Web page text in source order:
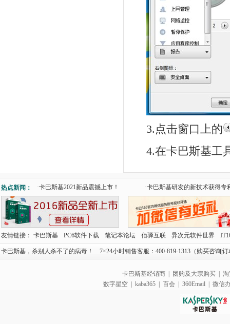
3.点击窗口上的
4.在卡巴斯基工
热点新闻： ·卡巴斯基2021新品震撼上市！ ·卡巴斯基研发的新技术获得专
友情链接： 卡巴斯基 PC6软件下载 笔记本论坛 佰驿互联 异次元软件世界
卡巴斯基，杀别人杀不了的病毒！ 7×24小时销售客服：400-819-1313（购买咨询|
卡巴斯基经销商 团购及大宗购买
数字星空
kaba365 百会 360Email 微信